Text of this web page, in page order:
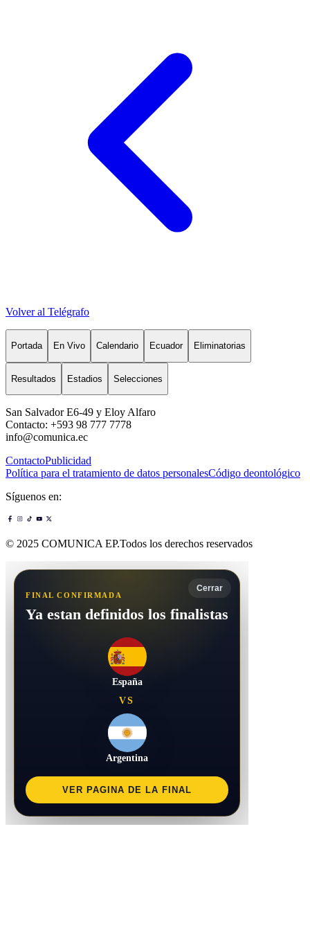
Volver al Telégrafo
Portada En Vivo Calendario Ecuador Eliminatorias
Resultados Estadios Selecciones
San Salvador E6-49 y Eloy Alfaro
Contacto: +593 98 777 7778
info@comunica.ec
ContactoPublicidad
Política para el tratamiento de datos personalesCódigo deontológico
Síguenos en:
© 2025 COMUNICA EP.Todos los derechos reservados
Cerrar
FINAL CONFIRMADA
Ya estan definidos los finalistas
España
VS
Argentina
VER PAGINA DE LA FINAL